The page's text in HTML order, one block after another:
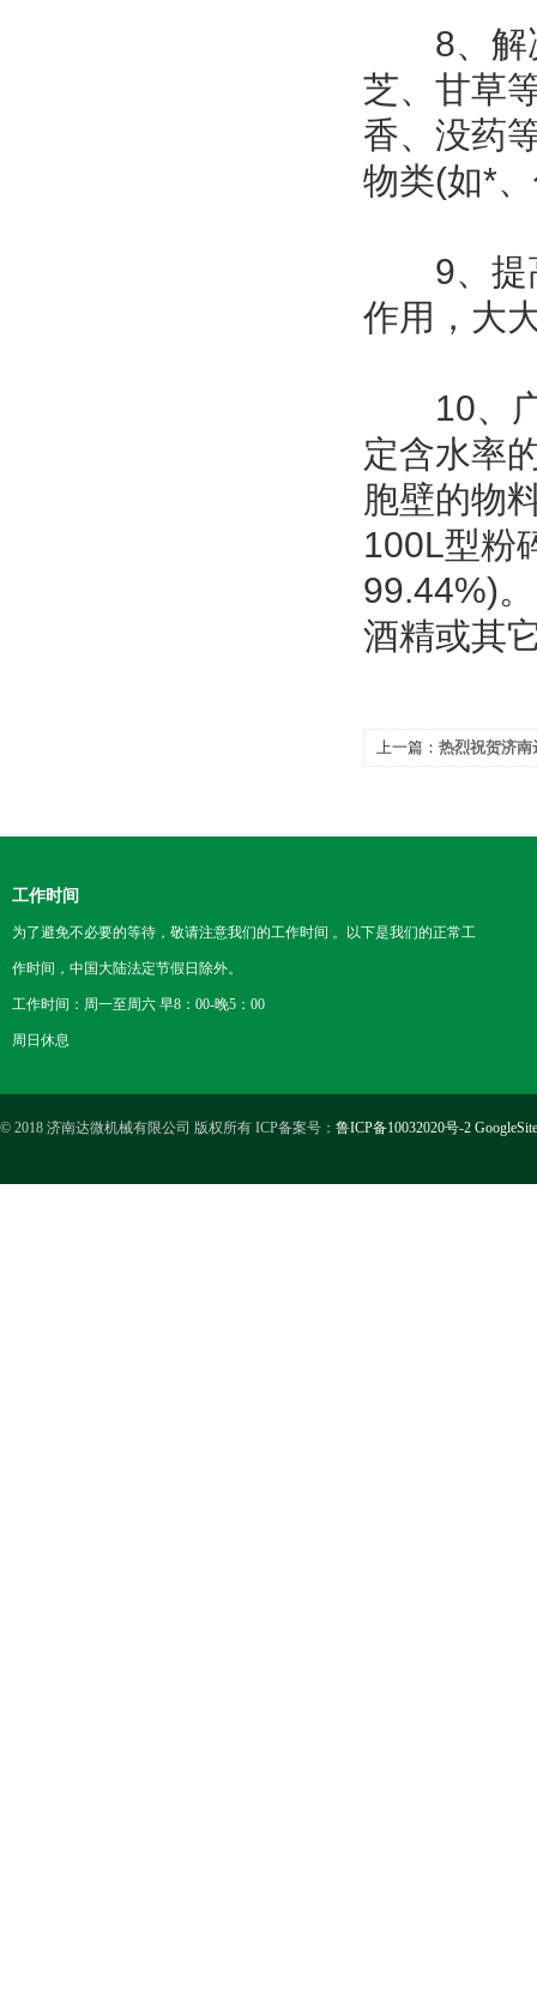
8、解决
芝、甘草
香、没药
物类(如*
9、提高
作用，大
10、广
定含水率
胞壁的物
100L型粉
99.44%)
酒精或其
上一篇： 热烈祝贺济南
工作时间
为了避免不必要的等待，敬请注意我们的工作时间 。以下是我们的正常工
作时间，中国大陆法定节假日除外。
工作时间：周一至周六 早8：00-晚5：00
周日休息
© 2018 济南达微机械有限公司 版权所有 ICP备案号： 鲁ICP备10032020号-2